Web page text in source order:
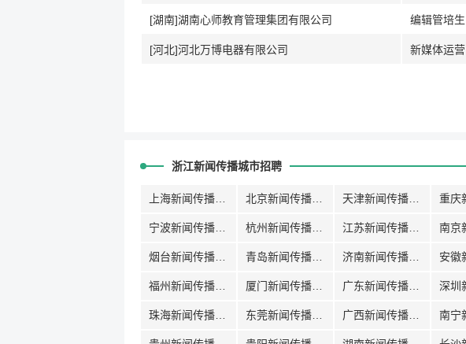
[湖南]湖南心师教育管理集团有限公司 编辑管培生
[河北]河北万博电器有限公司 新媒体运营
浙江新闻传播城市招聘